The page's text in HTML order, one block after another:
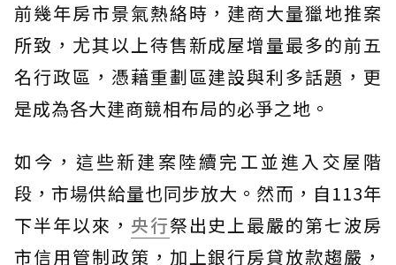
前幾年房市景氣熱絡時，建商大量獵地推案
所致，尤其以上待售新成屋增量最多的前五
名行政區，憑藉重劃區建設與利多話題，更
是成為各大建商競相布局的必爭之地。
如今，這些新建案陸續完工並進入交屋階
段，市場供給量也同步放大。然而，自113年
下半年以來， 央行祭出史上最嚴的第七波房
市信用管制政策，加上銀行房貸放款趨嚴，